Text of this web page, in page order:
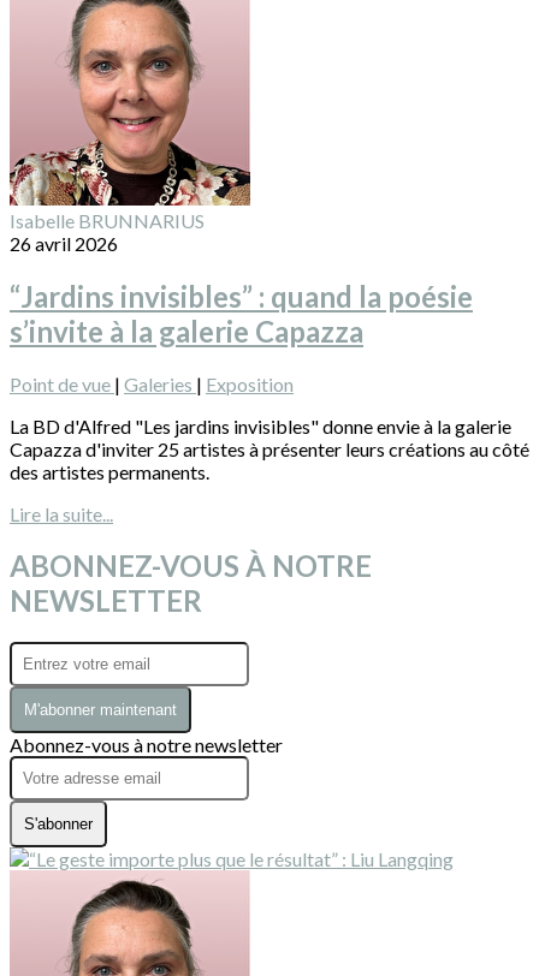
Isabelle BRUNNARIUS
26 avril 2026
“Jardins invisibles” : quand la poésie
s’invite à la galerie Capazza
Point de vue | Galeries | Exposition
La BD d'Alfred "Les jardins invisibles" donne envie à la galerie
Capazza d'inviter 25 artistes à présenter leurs créations au côté
des artistes permanents.
Lire la suite...
ABONNEZ-VOUS À NOTRE
NEWSLETTER
M'abonner maintenant
Abonnez-vous à notre newsletter
S'abonner